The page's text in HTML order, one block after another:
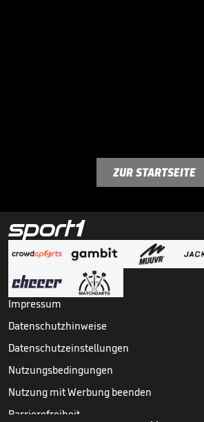
ZUR STARTSEITE
Impressum
Datenschutzhinweise
Datenschutzeinstellungen
Nutzungsbedingungen
Nutzung mit Werbung beenden
Barrierefreiheit